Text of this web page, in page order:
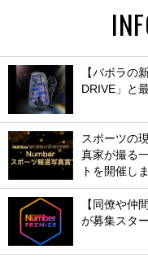
【バボラの
DRIVE」と
スポーツの
真家が撮る
トを開催し
【同僚や仲
が募集スタ